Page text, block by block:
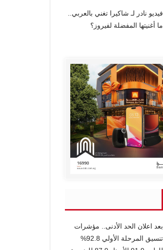
فيديو نادر لـ شاكيرا تغني بالعربي..
ما أغنيتها المفضلة لفيروز؟
بعد اعلان الحد الأدنى.. مؤشرات
تنسيق المرحلة الأولي 92.8%